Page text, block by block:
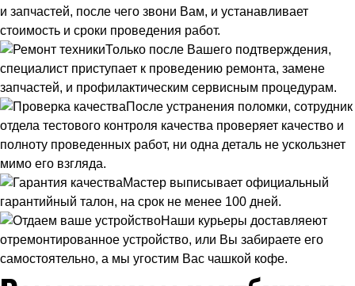
и запчастей, после чего звони Вам, и устанавливает
стоимость и сроки проведения работ.
Только после Вашего подтверждения,
специалист приступает к проведению ремонта, замене
запчастей, и профилактическим сервисным процедурам.
После устранения поломки, сотрудник
отдела тестового контроля качества проверяет качество и
полноту проведенных работ, ни одна деталь не ускользнет
мимо его взгляда.
Мастер выписывает официальный
гарантийный талон, на срок не менее 100 дней.
Наши курьеры доставляеют
отремонтированное устройство, или Вы забираете его
самостоятельно, а мы угостим Вас чашкой кофе.